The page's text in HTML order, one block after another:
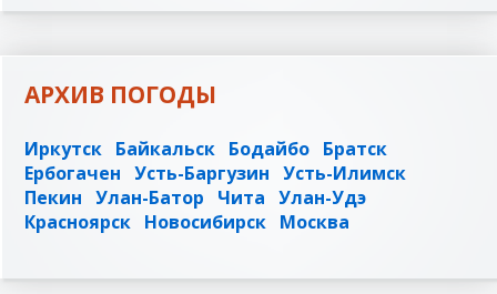
АРХИВ ПОГОДЫ
Иркутск Байкальск Бодайбо Братск
Ербогачен Усть-Баргузин Усть-Илимск
Пекин Улан-Батор Чита Улан-Удэ
Красноярск Новосибирск Москва